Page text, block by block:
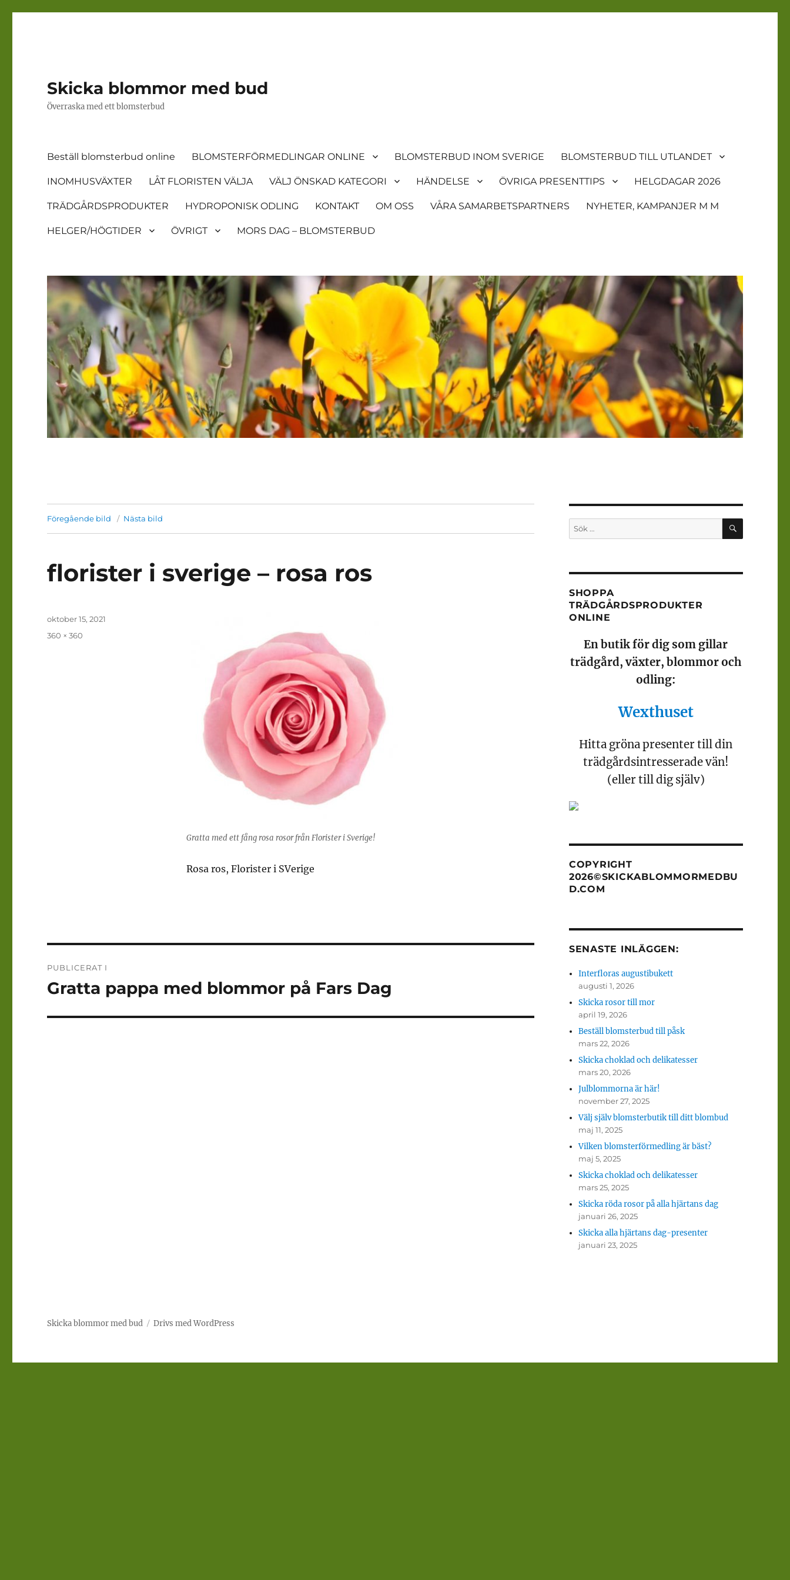
Skicka blommor med bud
Överraska med ett blomsterbud
Beställ blomsterbud online BLOMSTERFÖRMEDLINGAR ONLINE BLOMSTERBUD INOM SVERIGE BLOMSTERBUD TILL UTLANDET
INOMHUSVÄXTER LÅT FLORISTEN VÄLJA VÄLJ ÖNSKAD KATEGORI HÄNDELSE ÖVRIGA PRESENTTIPS HELGDAGAR 2026
TRÄDGÅRDSPRODUKTER HYDROPONISK ODLING KONTAKT OM OSS VÅRA SAMARBETSPARTNERS NYHETER, KAMPANJER M M
HELGER/HÖGTIDER ÖVRIGT MORS DAG – BLOMSTERBUD
Föregående bild Nästa bild
florister i sverige – rosa ros
Gratta med ett fång rosa rosor från Florister i Sverige!
Rosa ros, Florister i SVerige
Publicerat
den
oktober 15, 2021
Full
360 × 360
PUBLICERAT I
Gratta pappa med blommor på Fars Dag
Sök
efter:
SÖK
SHOPPA
TRÄDGÅRDSPRODUKTER
ONLINE
En butik för dig som gillar
trädgård, växter, blommor och
odling:
Wexthuset
Hitta gröna presenter till din
trädgårdsintresserade vän!
(eller till dig själv)
COPYRIGHT
2026©SKICKABLOMMORMEDBU
D.COM
SENASTE INLÄGGEN:
Interfloras augustibukett
augusti 1, 2026
Skicka rosor till mor
april 19, 2026
Beställ blomsterbud till påsk
mars 22, 2026
Skicka choklad och delikatesser
mars 20, 2026
Julblommorna är här!
november 27, 2025
Välj själv blomsterbutik till ditt blombud
maj 11, 2025
Vilken blomsterförmedling är bäst?
maj 5, 2025
Skicka choklad och delikatesser
mars 25, 2025
Skicka röda rosor på alla hjärtans dag
januari 26, 2025
Skicka alla hjärtans dag-presenter
januari 23, 2025
Skicka blommor med bud Drivs med WordPress